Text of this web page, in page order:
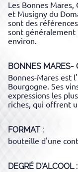
Les Bonnes
et Musigny du
sont des
sont généralement
environ.
BONNES MARES-
Bonnes-Mares est
Bourgogne. Ses
expressions les
riches, qui offrent
FORMAT
bouteille d'une
DEGRÉ D'ALCOOL